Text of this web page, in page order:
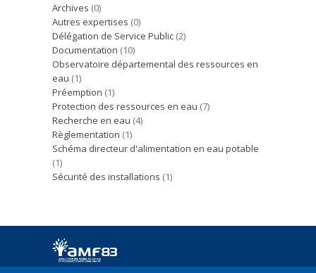
Archives (0)
Autres expertises (0)
Délégation de Service Public (2)
Documentation (10)
Observatoire départemental des ressources en
eau (1)
Préemption (1)
Protection des ressources en eau (7)
Recherche en eau (4)
Règlementation (1)
Schéma directeur d'alimentation en eau potable
(1)
Sécurité des installations (1)